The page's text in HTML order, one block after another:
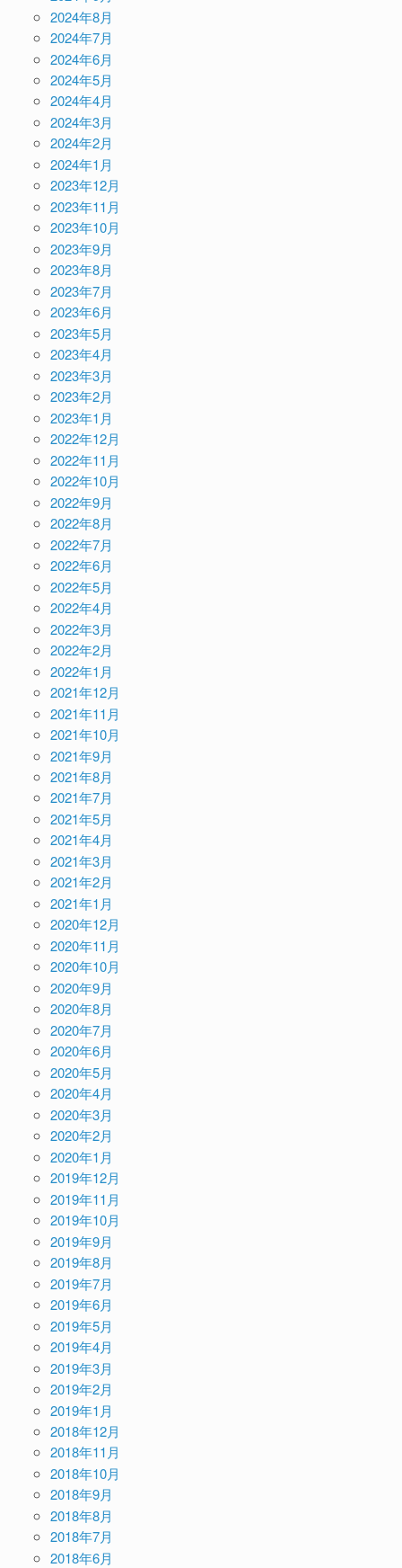
2024年8月
2024年7月
2024年6月
2024年5月
2024年4月
2024年3月
2024年2月
2024年1月
2023年12月
2023年11月
2023年10月
2023年9月
2023年8月
2023年7月
2023年6月
2023年5月
2023年4月
2023年3月
2023年2月
2023年1月
2022年12月
2022年11月
2022年10月
2022年9月
2022年8月
2022年7月
2022年6月
2022年5月
2022年4月
2022年3月
2022年2月
2022年1月
2021年12月
2021年11月
2021年10月
2021年9月
2021年8月
2021年7月
2021年5月
2021年4月
2021年3月
2021年2月
2021年1月
2020年12月
2020年11月
2020年10月
2020年9月
2020年8月
2020年7月
2020年6月
2020年5月
2020年4月
2020年3月
2020年2月
2020年1月
2019年12月
2019年11月
2019年10月
2019年9月
2019年8月
2019年7月
2019年6月
2019年5月
2019年4月
2019年3月
2019年2月
2019年1月
2018年12月
2018年11月
2018年10月
2018年9月
2018年8月
2018年7月
2018年6月